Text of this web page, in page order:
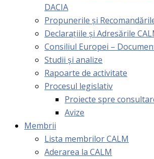
DACIA
Propunerile și
Declarațiile și Adresările
Consiliul Europei –
Studii și analize
Rapoarte de activitate
Procesul legislativ
Proiecte spre
Avize
Membrii
Lista membrilor CALM
Aderarea la CALM